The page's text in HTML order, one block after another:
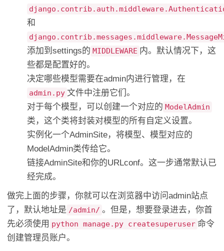
和
添加到settings的 MIDDLEWARE 内。默认情况下，这
些都是配置好的。
决定哪些模型需要在admin内进行管理，在
admin.py 文件中注册它们。
对于每个模型，可以创建一个对应的 ModelAdmin
类，这个类将封装对模型的所有自定义设置。
实例化一个AdminSite，将模型、模型对应的
ModelAdmin类传给它。
链接AdminSite和你的URLconf。这一步通常默认已
经完成。
做完上面的步骤，你就可以在浏览器中访问admin站点
了，默认地址是 /admin/ 。但是，想要登录进去，你首
先必须使用 python manage.py createsuperuser 命令
创建管理员账户。